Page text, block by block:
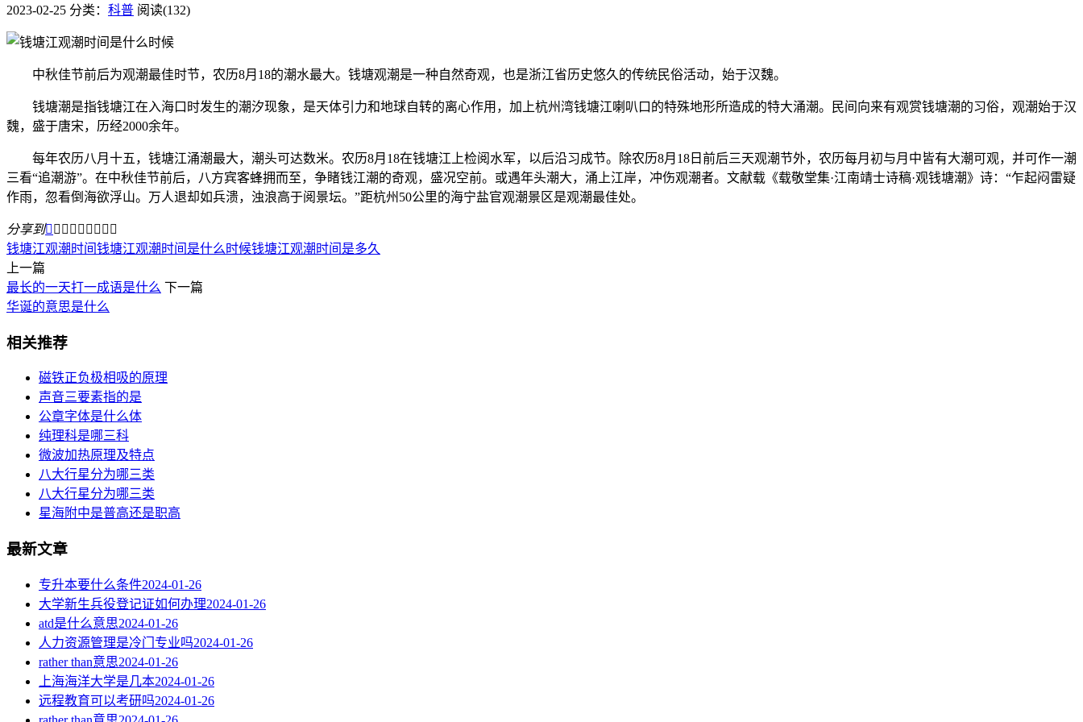
2023-02-25 分类： 科普 阅读(132)
中秋佳节前后为观潮最佳时节，农历8月18的潮水最大。钱塘观潮是一种自然奇观，也是浙江省历史悠久的传统民俗活动，始于汉魏。
钱塘潮是指钱塘江在入海口时发生的潮汐现象，是天体引力和地球自转的离心作用，加上杭州湾钱塘江喇叭口的特殊地形所造成的特大涌潮。民间向来有观赏钱塘潮的习俗，观潮始于汉
魏，盛于唐宋，历经2000余年。
每年农历八月十五，钱塘江涌潮最大，潮头可达数米。农历8月18在钱塘江上检阅水军，以后沿习成节。除农历8月18日前后三天观潮节外，农历每月初与月中皆有大潮可观，并可作一潮
三看“追潮游”。在中秋佳节前后，八方宾客蜂拥而至，争睹钱江潮的奇观，盛况空前。或遇年头潮大，涌上江岸，冲伤观潮者。文献载《载敬堂集·江南靖士诗稿·观钱塘潮》诗：“乍起闷雷疑
作雨，忽看倒海欲浮山。万人退却如兵溃，浊浪高于阅景坛。”距杭州50公里的海宁盐官观潮景区是观潮最佳处。
分享到        
钱塘江观潮时间钱塘江观潮时间是什么时候钱塘江观潮时间是多久
上一篇
最长的一天打一成语是什么 下一篇
华诞的意思是什么
相关推荐
磁铁正负极相吸的原理
声音三要素指的是
公章字体是什么体
纯理科是哪三科
微波加热原理及特点
八大行星分为哪三类
八大行星分为哪三类
星海附中是普高还是职高
最新文章
专升本要什么条件2024-01-26
大学新生兵役登记证如何办理2024-01-26
atd是什么意思2024-01-26
人力资源管理是冷门专业吗2024-01-26
rather than意思2024-01-26
上海海洋大学是几本2024-01-26
远程教育可以考研吗2024-01-26